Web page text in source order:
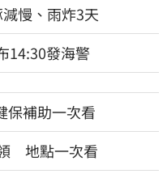
慢、雨炸3天
14:30發海警
保補助一次看
地點一次看